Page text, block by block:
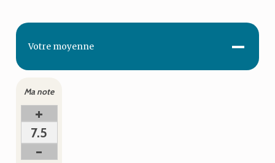
Votre moyenne -
Ma note
+
7.5
-